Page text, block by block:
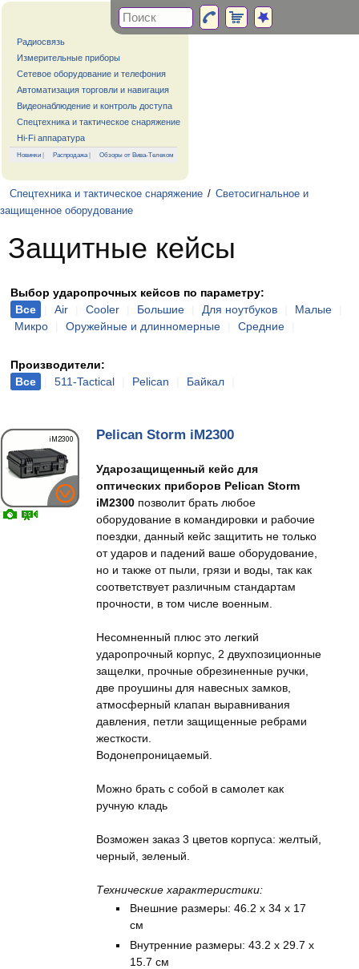
Радиосвязь
Измерительные приборы
Сетевое оборудование и телефония
Автоматизация торговли и навигация
Видеонаблюдение и контроль доступа
Спецтехника и тактическое снаряжение
Hi-Fi аппаратура
Новинки | Распродажа| Обзоры от Вива-Телеком
Спецтехника и тактическое снаряжение / Светосигнальное и
защищенное оборудование
Защитные кейсы
Выбор ударопрочных кейсов по параметру:
Все
Air Cooler Большие Для ноутбуков Малые
Микро
Оружейные и длинномерные Средние
Производители:
Все
511-Tactical Pelican Байкал
Pelican Storm iM2300
Ударозащищенный кейс для
оптических приборов Pelican Storm
iM2300 позволит брать любое
оборудование в командировки и рабочие
поездки, данный кейс защитить не только
от ударов и падений ваше оборудование,
но и также от пыли, грязи и воды, так как
соответствует различным стандартам
прочности, в том числе военным.
Несомненный плюс это легкий
ударопрочный корпус, 2 двухпозиционные
защелки, прочные обрезиненные ручки,
две проушины для навесных замков,
атмосферный клапан выравнивания
давления, петли защищенные ребрами
жесткости.
Водонепроницаемый.
Можно брать с собой в самолет как
ручную кладь
Возможен заказ 3 цветов корпуса: желтый,
черный, зеленый.
Технические характеристики:
Внешние размеры: 46.2 x 34 x 17
см
Внутренние размеры: 43.2 x 29.7 x
15.7 см